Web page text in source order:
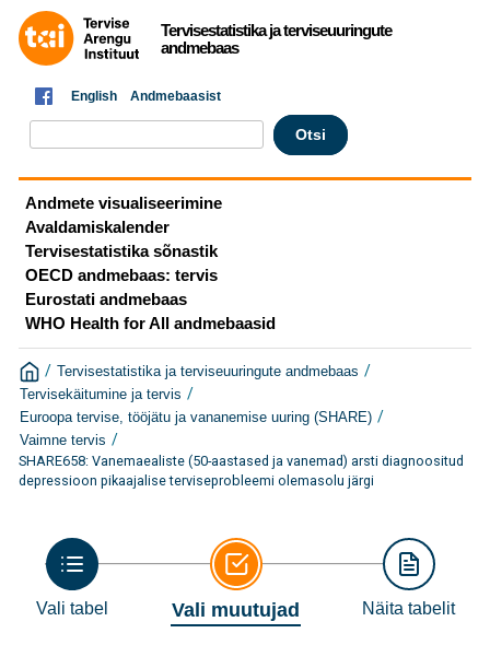
Tervisestatistika ja terviseuuringute
andmebaas
English Andmebaasist
Andmete visualiseerimine
Avaldamiskalender
Tervisestatistika sõnastik
OECD andmebaas: tervis
Eurostati andmebaas
WHO Health for All andmebaasid
/ Tervisestatistika ja terviseuuringute andmebaas /
Tervisekäitumine ja tervis /
Euroopa tervise, tööjätu ja vananemise uuring (SHARE) /
Vaimne tervis /
SHARE658: Vanemaealiste (50-aastased ja vanemad) arsti diagnoositud
depressioon pikaajalise terviseprobleemi olemasolu järgi
Vali tabel Vali muutujad Näita tabelit